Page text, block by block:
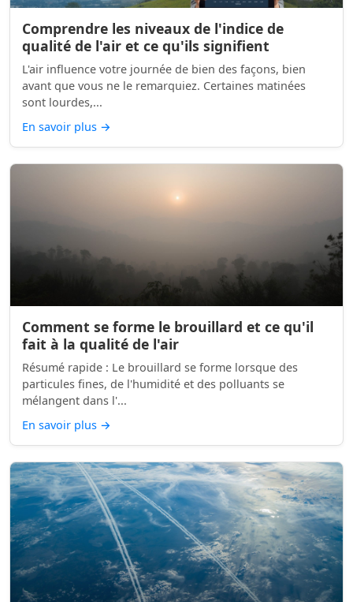
Comprendre les niveaux de l'indice de
qualité de l'air et ce qu'ils signifient
L'air influence votre journée de bien des façons, bien
avant que vous ne le remarquiez. Certaines matinées
sont lourdes,...
En savoir plus →
Comment se forme le brouillard et ce qu'il
fait à la qualité de l'air
Résumé rapide : Le brouillard se forme lorsque des
particules fines, de l'humidité et des polluants se
mélangent dans l'...
En savoir plus →